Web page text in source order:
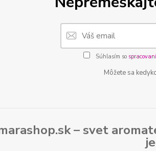
Súhlasím so
Môžete sa
– svet